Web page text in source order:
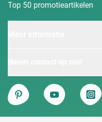
Top 50 promotieartikelen
Van Heijster
Pinterest
YouTube